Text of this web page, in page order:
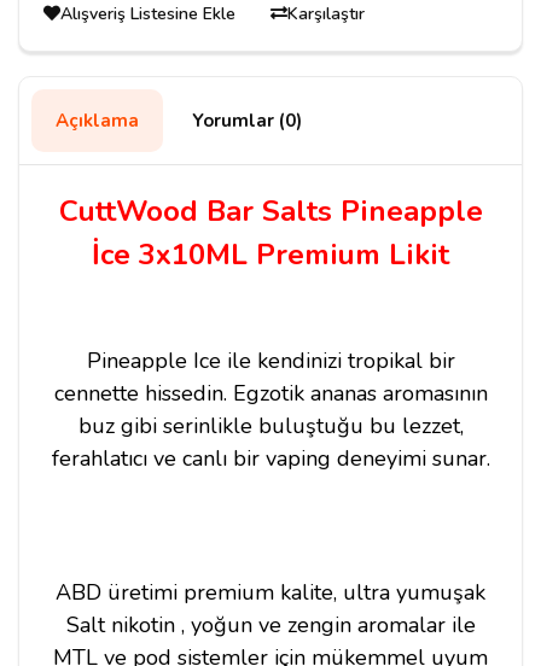
Alışveriş Listesine Ekle Karşılaştır
Açıklama Yorumlar (0)
CuttWood Bar Salts Pineapple
İce 3x10ML Premium Likit
Pineapple Ice ile kendinizi tropikal bir
cennette hissedin. Egzotik ananas aromasının
buz gibi serinlikle buluştuğu bu lezzet,
ferahlatıcı ve canlı bir vaping deneyimi sunar.
ABD üretimi premium kalite, ultra yumuşak
Salt nikotin , yoğun ve zengin aromalar ile
MTL ve pod sistemler için mükemmel uyum